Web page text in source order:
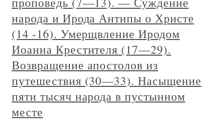
народа и Ирода Антипы о Христе
(14 -16). Умерщвление Иродом
Иоанна Крестителя (17—29).
Возвращение апостолов из
путешествия (30—33). Насыщение
пяти тысяч народа в пустынном
месте